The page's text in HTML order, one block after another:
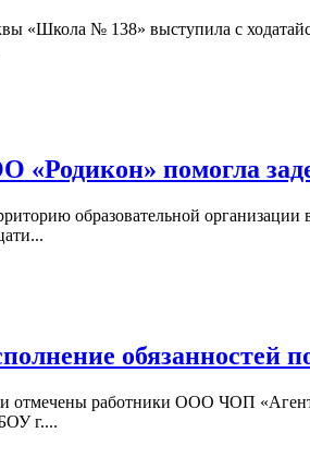
«Школа № 138» выступила с
помогла
образовательной
отмечены работники ООО ЧОП
г....